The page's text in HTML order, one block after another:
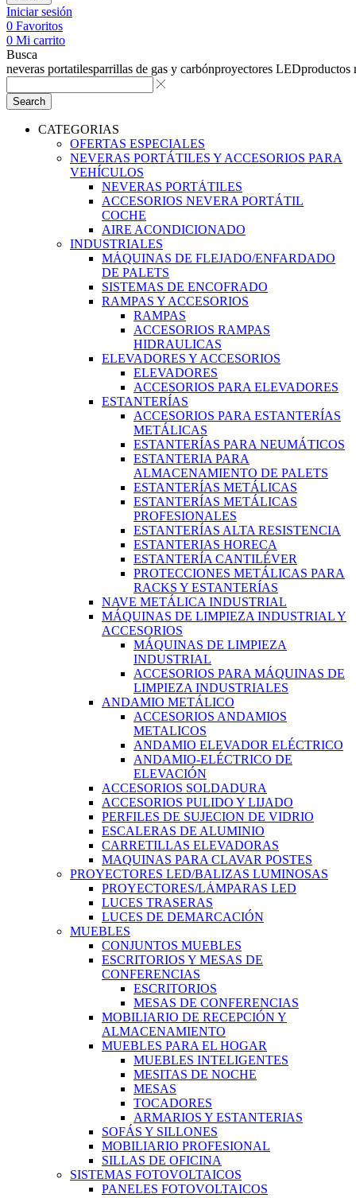
Iniciar sesión
0 Favoritos
0 Mi carrito
Busca
neveras portatilesparrillas de gas y carbónproyectores LEDproductos
Search
CATEGORIAS
OFERTAS ESPECIALES
NEVERAS PORTÁTILES Y ACCESORIOS PARA
VEHÍCULOS
NEVERAS PORTÁTILES
ACCESORIOS NEVERA PORTÁTIL
COCHE
AIRE ACONDICIONADO
INDUSTRIALES
MÁQUINAS DE FLEJADO/ENFARDADO
DE PALETS
SISTEMAS DE ENCOFRADO
RAMPAS Y ACCESORIOS
RAMPAS
ACCESORIOS RAMPAS
HIDRAULICAS
ELEVADORES Y ACCESORIOS
ELEVADORES
ACCESORIOS PARA ELEVADORES
ESTANTERÍAS
ACCESORIOS PARA ESTANTERÍAS
METÁLICAS
ESTANTERÍAS PARA NEUMÁTICOS
ESTANTERIA PARA
ALMACENAMIENTO DE PALETS
ESTANTERÍAS METÁLICAS
ESTANTERÍAS METÁLICAS
PROFESIONALES
ESTANTERÍAS ALTA RESISTENCIA
ESTANTERIAS HORECA
ESTANTERÍA CANTILÉVER
PROTECCIONES METÁLICAS PARA
RACKS Y ESTANTERÍAS
NAVE METÁLICA INDUSTRIAL
MÁQUINAS DE LIMPIEZA INDUSTRIAL Y
ACCESORIOS
MÁQUINAS DE LIMPIEZA
INDUSTRIAL
ACCESORIOS PARA MÁQUINAS DE
LIMPIEZA INDUSTRIALES
ANDAMIO METÁLICO
ACCESORIOS ANDAMIOS
METALICOS
ANDAMIO ELEVADOR ELÉCTRICO
ANDAMIO-ELÉCTRICO DE
ELEVACIÓN
ACCESORIOS SOLDADURA
ACCESORIOS PULIDO Y LIJADO
PERFILES DE SUJECION DE VIDRIO
ESCALERAS DE ALUMINIO
CARRETILLAS ELEVADORAS
MAQUINAS PARA CLAVAR POSTES
PROYECTORES LED/BALIZAS LUMINOSAS
PROYECTORES/LÁMPARAS LED
LUCES TRASERAS
LUCES DE DEMARCACIÓN
MUEBLES
CONJUNTOS MUEBLES
ESCRITORIOS Y MESAS DE
CONFERENCIAS
ESCRITORIOS
MESAS DE CONFERENCIAS
MOBILIARIO DE RECEPCIÓN Y
ALMACENAMIENTO
MUEBLES PARA EL HOGAR
MUEBLES INTELIGENTES
MESITAS DE NOCHE
MESAS
TOCADORES
ARMARIOS Y ESTANTERIAS
SOFÁS Y SILLONES
MOBILIARIO PROFESIONAL
SILLAS DE OFICINA
SISTEMAS FOTOVOLTAICOS
PANELES FOTOVOLTAICOS